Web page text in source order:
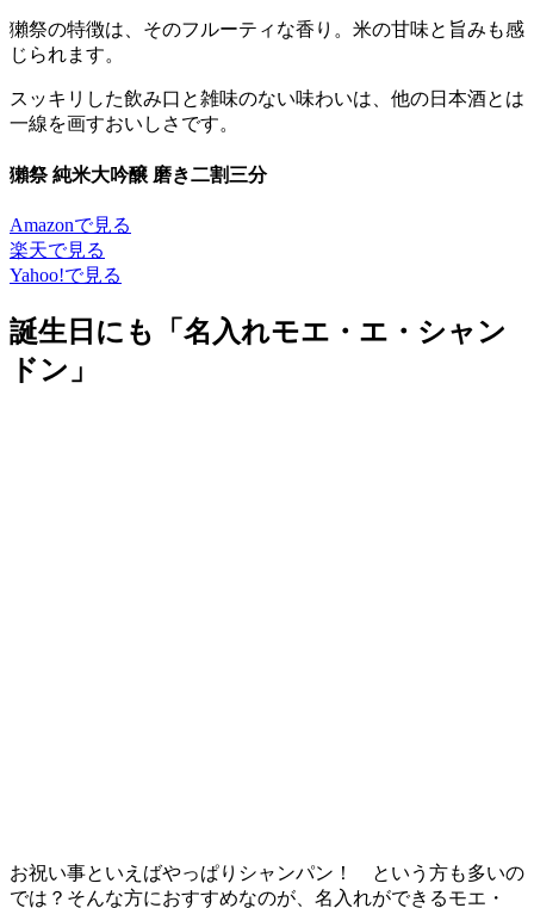
獺祭の特徴は、そのフルーティな香り。米の甘味と旨みも感
じられます。
スッキリした飲み口と雑味のない味わいは、他の日本酒とは
一線を画すおいしさです。
獺祭 純米大吟醸 磨き二割三分
Amazonで見る
楽天で見る
Yahoo!で見る
誕生日にも「名入れモエ・エ・シャン
ドン」
お祝い事といえばやっぱりシャンパン！ という方も多いの
では？そんな方におすすめなのが、名入れができるモエ・